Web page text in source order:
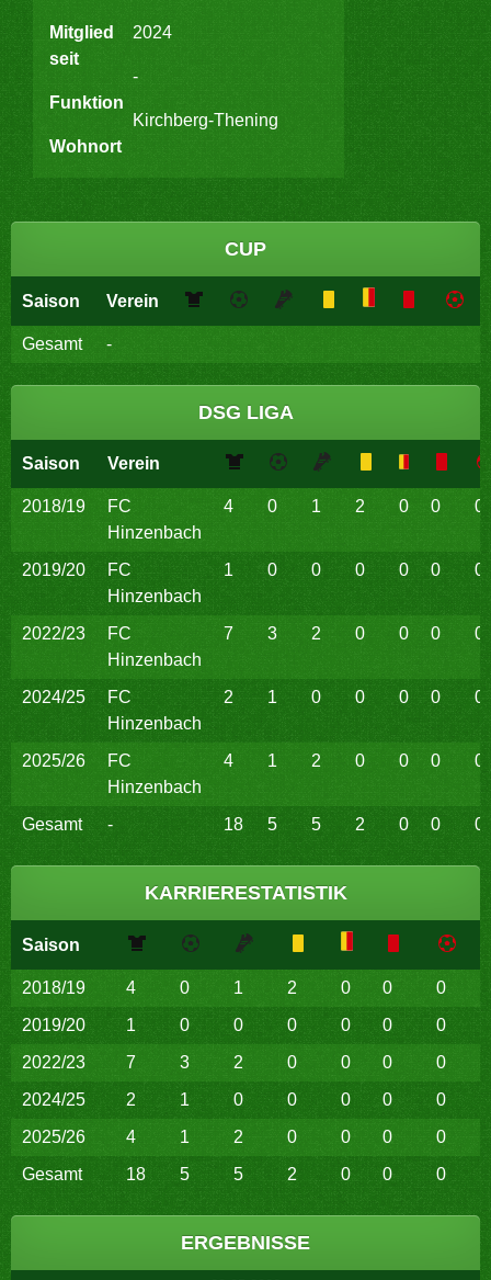
Mitglied
seit
2024
Funktion
-
Wohnort
Kirchberg-Thening
CUP
Saison Verein
Gesamt -
DSG LIGA
Saison Verein
2018/19
FC
Hinzenbach
4 0 1 2 0 0 0
2019/20
FC
Hinzenbach
1 0 0 0 0 0 0
2022/23
FC
Hinzenbach
7 3 2 0 0 0 0
2024/25
FC
Hinzenbach
2 1 0 0 0 0 0
2025/26
FC
Hinzenbach
4 1 2 0 0 0 0
Gesamt - 18 5 5 2 0 0 0
KARRIERESTATISTIK
Saison
2018/19 4 0 1 2 0 0
0
2019/20
1 0 0 0 0 0
0
2022/23
7 3 2 0 0 0
0
2024/25
2 1 0 0 0 0
0
2025/26
4 1 2 0 0 0
0
Gesamt
18 5 5 2 0 0 0
ERGEBNISSE